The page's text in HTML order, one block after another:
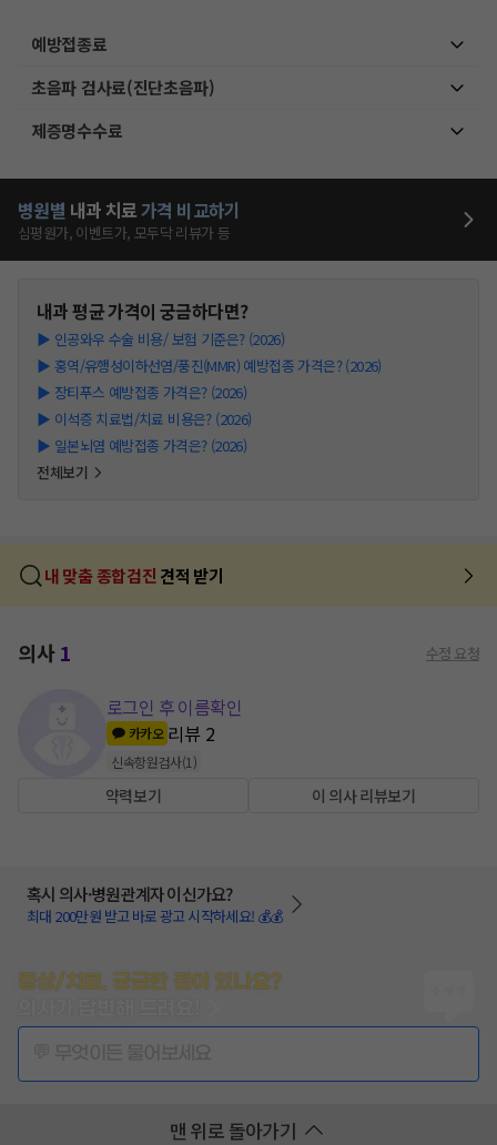
예방접종료
초음파 검사료(진단초음파)
제증명수수료
병원별 내과 치료가격 비교하기
심평원가, 이벤트가, 모두닥 리뷰가 등
내과평균 가격이 궁금하다면?
▶ 인공와우 수술 비용/ 보험 기준은? (2026)
▶ 홍역/유행성이하선염/풍진(MMR) 예방접종 가격은? (2026)
▶ 장티푸스 예방접종 가격은? (2026)
▶ 이석증 치료법/치료 비용은? (2026)
▶ 일본뇌염 예방접종 가격은? (2026)
전체보기
내 맞춤 종합검진 견적 받기
의사1 수정 요청
로그인 후 이름확인
카카오 리뷰 2
신속항원검사(1 )
약력보기 이 의사 리뷰보기
혹시 의사·병원관계자 이신가요?
최대 200만원 받고 바로 광고 시작하세요! 💰💰
증상/치료, 궁금한 점이 있나요?
맨 위로 돌아가기